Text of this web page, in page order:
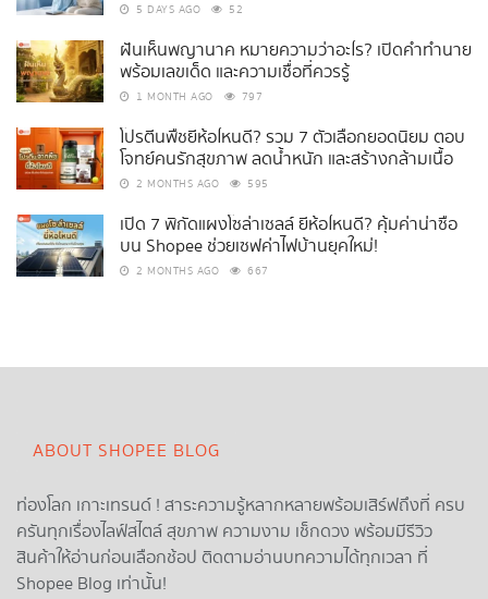
5 DAYS AGO 52
ฝันเห็นพญานาค หมายความว่าอะไร? เปิดคำทำนาย
พร้อมเลขเด็ด และความเชื่อที่ควรรู้
1 MONTH AGO 797
โปรตีนพืชยี่ห้อไหนดี? รวม 7 ตัวเลือกยอดนิยม ตอบ
โจทย์คนรักสุขภาพ ลดน้ำหนัก และสร้างกล้ามเนื้อ
2 MONTHS AGO 595
เปิด 7 พิกัดแผงโซล่าเซลล์ ยี่ห้อไหนดี? คุ้มค่าน่าซื้อ
บน Shopee ช่วยเซฟค่าไฟบ้านยุคใหม่!
2 MONTHS AGO 667
ABOUT SHOPEE BLOG
ท่องโลก เกาะเทรนด์ ! สาระความรู้หลากหลายพร้อมเสิร์ฟถึงที่ ครบ
ครันทุกเรื่องไลฟ์สไตล์ สุขภาพ ความงาม เช็กดวง พร้อมมีรีวิว
สินค้าให้อ่านก่อนเลือกช้อป ติดตามอ่านบทความได้ทุกเวลา ที่
Shopee Blog เท่านั้น!